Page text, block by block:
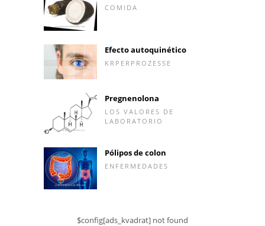
COMIDA
Efecto autoquinético
KRPERPROZESSE
Pregnenolona
LOS VALORES DE
LABORATORIO
Pólipos de colon
ENFERMEDADES
$config[ads_kvadrat] not found